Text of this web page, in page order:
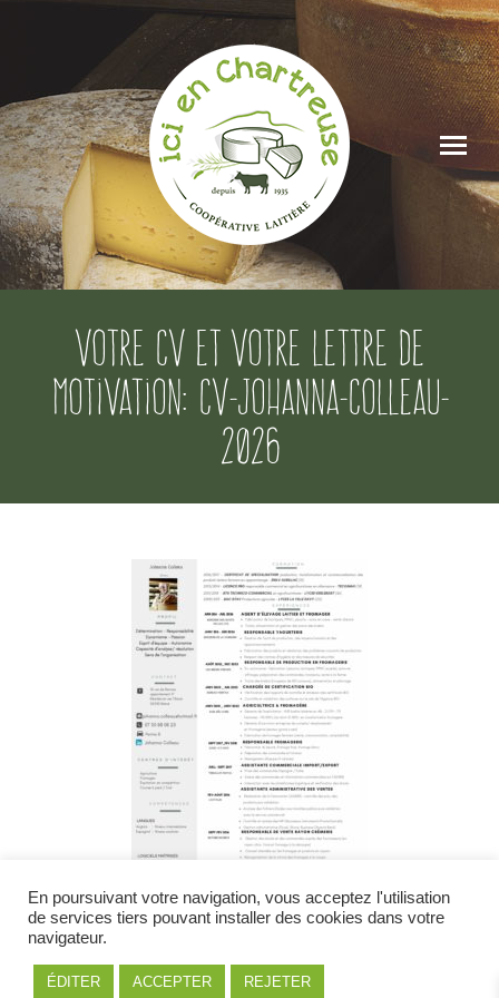
Votre CV et votre lettre de
motivation: CV-Johanna-Colleau-
2026
Extensions de fichiers acceptées : .pdf, .dco, .docx,
En poursuivant votre navigation, vous acceptez l'utilisation
de services tiers pouvant installer des cookies dans votre
navigateur.
ÉDITER ACCEPTER REJETER